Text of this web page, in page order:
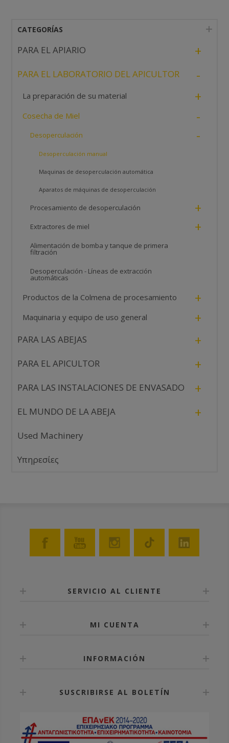
CATEGORÍAS
PARA EL APIARIO +
PARA EL LABORATORIO DEL APICULTOR -
La preparación de su material +
Cosecha de Miel -
Desoperculación -
Desoperculación manual
Maquinas de desoperculación automática
Aparatos de máquinas de desoperculación
Procesamiento de desoperculación +
Extractores de miel +
Alimentación de bomba y tanque de primera
filtración
Desoperculación - Líneas de extracción
automáticas
Productos de la Colmena de procesamiento +
Maquinaria y equipo de uso general +
PARA LAS ABEJAS +
PARA EL APICULTOR +
PARA LAS INSTALACIONES DE ENVASADO +
EL MUNDO DE LA ABEJA +
Used Machinery
Υπηρεσίες
SERVICIO AL CLIENTE
MI CUENTA
INFORMACIÓN
SUSCRIBIRSE AL BOLETÍN